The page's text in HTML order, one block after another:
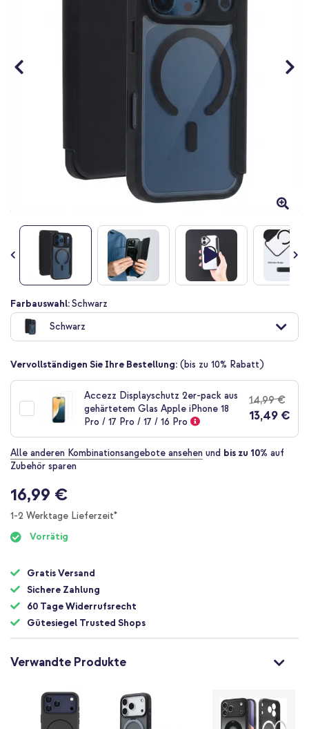
Zum
Anfang
Bildgalerie
Farbauswahl:Schwarz
Schwarz
Vervollständigen Sie Ihre Bestellung: (bis zu 10% Rabatt)
Accezz Displayschutz 2er-pack aus
gehärtetem Glas Apple iPhone 18
Pro / 17 Pro / 17 / 16 Pro
14,99 €
13,49 €
Alle anderen Kombinationsangebote ansehen und bis zu 10% auf
Zubehör sparen
16,99 €
1-2 Werktage Lieferzeit*
Vorrätig
Gratis Versand
Sichere Zahlung
60 Tage Widerrufsrecht
Gütesiegel Trusted Shops
Verwandte Produkte